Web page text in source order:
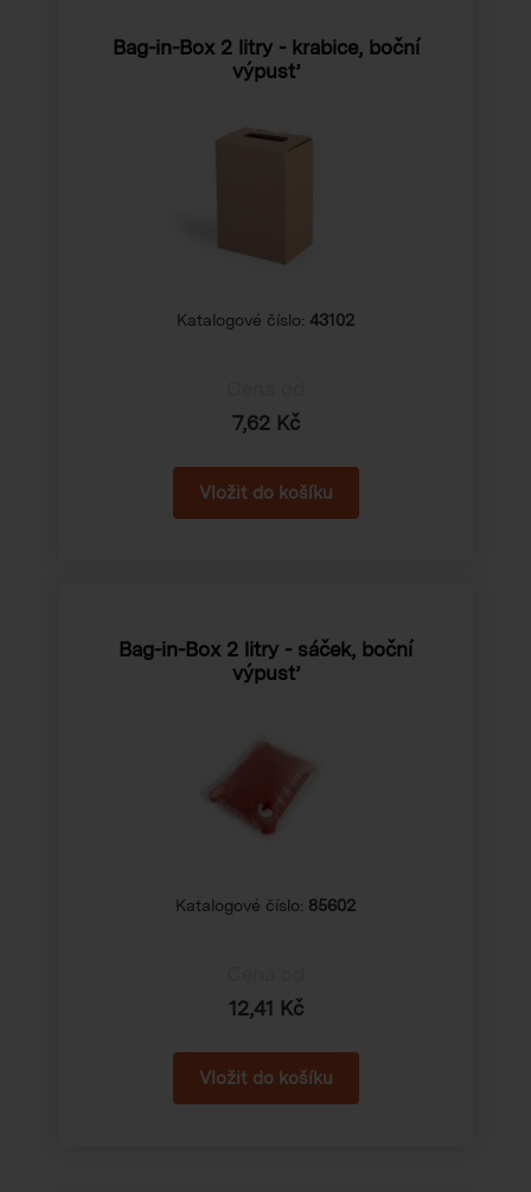
Bag-in-Box 2 litry - krabice, boční
výpusť
Katalogové číslo: 43102
7,62 Kč
Bag-in-Box 2 litry - sáček, boční
výpusť
Katalogové číslo: 85602
12,41 Kč